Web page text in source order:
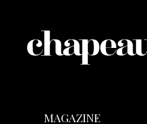
MAGAZINE